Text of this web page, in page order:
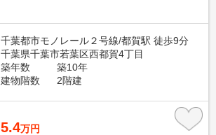
千葉都市モノレール２号線/都賀駅 徒歩9分
千葉県千葉市若葉区西都賀4丁目
築年数
築10年
建物階数
2階建
5.4万円